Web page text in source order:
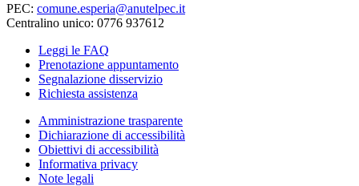
PEC: comune.esperia@anutelpec.it
Centralino unico: 0776 937612
Leggi le FAQ
Prenotazione appuntamento
Segnalazione disservizio
Richiesta assistenza
Amministrazione trasparente
Dichiarazione di accessibilità
Obiettivi di accessibilità
Informativa privacy
Note legali